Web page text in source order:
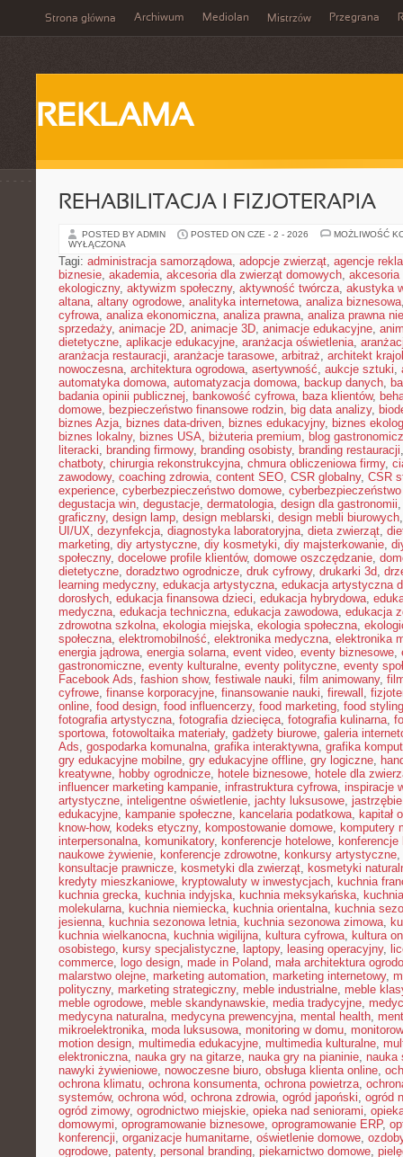
Strona główna Archiwum Mediolan Mistrzów Przegrana
REKLAMA
REHABILITACJA I FIZJOTERAPIA
POSTED BY ADMIN POSTED ON CZE - 2 - 2026
MOŻLIWOŚĆ
WYŁĄCZONA
Tagi: administracja samorządowa, adopcje zwierząt, agencje
biznesie, akademia, akcesoria dla zwierząt domowych, akcesoria
ekologiczny, aktywizm społeczny, aktywność twórcza, akustyka
altana, altany ogrodowe, analityka internetowa, analiza biznesowa
cyfrowa, analiza ekonomiczna, analiza prawna, analiza prawna
sprzedaży, animacje 2D, animacje 3D, animacje edukacyjne,
dietetyczne, aplikacje edukacyjne, aranżacja oświetlenia,
aranżacja restauracji, aranżacje tarasowe, arbitraż, architekt
nowoczesna, architektura ogrodowa, asertywność, aukcje sztuki,
automatyka domowa, automatyzacja domowa, backup danych,
badania opinii publicznej, bankowość cyfrowa, baza klientów,
domowe, bezpieczeństwo finansowe rodzin, big data analizy,
biznes Azja, biznes data-driven, biznes edukacyjny, biznes
biznes lokalny, biznes USA, biżuteria premium, blog
literacki, branding firmowy, branding osobisty, branding restauracji
chatboty, chirurgia rekonstrukcyjna, chmura obliczeniowa firmy,
zawodowy, coaching zdrowia, content SEO, CSR globalny, CSR
experience, cyberbezpieczeństwo domowe,
degustacja win, degustacje, dermatologia, design dla gastronomii
graficzny, design lamp, design meblarski, design mebli biurowych
UI/UX, dezynfekcja, diagnostyka laboratoryjna, dieta zwierząt,
marketing, diy artystyczne, diy kosmetyki, diy majsterkowanie,
społeczny, docelowe profile klientów, domowe oszczędzanie,
dietetyczne, doradztwo ogrodnicze, druk cyfrowy, drukarki 3d,
learning medyczny, edukacja artystyczna, edukacja artystyczna
dorosłych, edukacja finansowa dzieci, edukacja hybrydowa,
medyczna, edukacja techniczna, edukacja zawodowa, edukacja
zdrowotna szkolna, ekologia miejska, ekologia społeczna,
społeczna, elektromobilność, elektronika medyczna, elektronika
energia jądrowa, energia solarna, event video, eventy biznesowe,
gastronomiczne, eventy kulturalne, eventy polityczne, eventy
Facebook Ads, fashion show, festiwale nauki, film animowany,
cyfrowe, finanse korporacyjne, finansowanie nauki, firewall ,
online, food design, food influencerzy, food marketing, food styling
fotografia artystyczna, fotografia dziecięca, fotografia kulinarna,
sportowa, fotowoltaika materiały, gadżety biurowe, galeria
Ads, gospodarka komunalna, grafika interaktywna, grafika
gry edukacyjne mobilne, gry edukacyjne offline, gry logiczne,
kreatywne, hobby ogrodnicze, hotele biznesowe, hotele dla
influencer marketing kampanie, infrastruktura cyfrowa, inspiracje
artystyczne, inteligentne oświetlenie, jachty luksusowe,
edukacyjne, kampanie społeczne, kancelaria podatkowa, kapitał
know-how, kodeks etyczny, kompostowanie domowe, komputery
interpersonalna, komunikatory, konferencje hotelowe, konferencje
naukowe żywienie, konferencje zdrowotne, konkursy artystyczne,
konsultacje prawnicze, kosmetyki dla zwierząt, kosmetyki
kredyty mieszkaniowe, kryptowaluty w inwestycjach, kuchnia
kuchnia grecka, kuchnia indyjska, kuchnia meksykańska,
molekularna, kuchnia niemiecka, kuchnia orientalna, kuchnia
jesienna, kuchnia sezonowa letnia, kuchnia sezonowa zimowa,
kuchnia wielkanocna, kuchnia wigilijna, kultura cyfrowa, kultura
osobistego, kursy specjalistyczne, laptopy, leasing operacyjny,
commerce, logo design, made in Poland, mała architektura
malarstwo olejne, marketing automation, marketing internetowy,
polityczny, marketing strategiczny, meble industrialne, meble
meble ogrodowe, meble skandynawskie, media tradycyjne,
medycyna naturalna, medycyna prewencyjna, mental health,
mikroelektronika, moda luksusowa, monitoring w domu,
motion design, multimedia edukacyjne, multimedia kulturalne,
elektroniczna, nauka gry na gitarze, nauka gry na pianinie, nauka
nawyki żywieniowe, nowoczesne biuro, obsługa klienta online,
ochrona klimatu, ochrona konsumenta, ochrona powietrza,
systemów, ochrona wód, ochrona zdrowia, ogród japoński, ogród
ogród zimowy, ogrodnictwo miejskie, opieka nad seniorami,
domowymi, oprogramowanie biznesowe, oprogramowanie ERP,
konferencji, organizacje humanitarne, oświetlenie domowe,
ogrodowe, patenty, personal branding, piekarnictwo domowe,